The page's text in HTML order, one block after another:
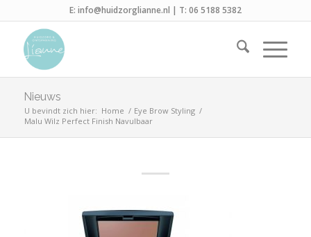
E: info@huidzorglianne.nl | T: 06 5188 5382
Nieuws
U bevindt zich hier: Home / Eye Brow Styling /
Malu Wilz Perfect Finish Navulbaar